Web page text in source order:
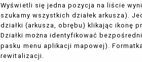
Wyświetli się jedna pozycja na liście
szukamy wszystkich działek arkusza).
działki (arkusza, obrębu) klikając ikonę
Działki można identyfikować
pasku menu aplikacji mapowej).
rewitalizacji.